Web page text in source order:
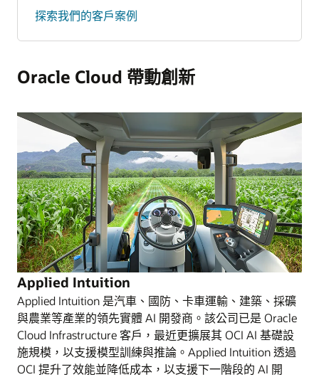
探索我們的客戶案例
Oracle Cloud 帶動創新
Applied Intuition
Applied Intuition 是汽車、國防、卡車運輸、建築、採礦
與農業等產業的領先實體 AI 開發商。該公司已是 Oracle
Cloud Infrastructure 客戶，最近更擴展其 OCI AI 基礎設
施規模，以支援模型訓練與推論。Applied Intuition 透過
OCI 提升了效能並降低成本，以支援下一階段的 AI 開